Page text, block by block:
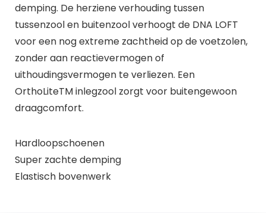
demping. De herziene verhouding tussen
tussenzool en buitenzool verhoogt de DNA LOFT
voor een nog extreme zachtheid op de voetzolen,
zonder aan reactievermogen of
uithoudingsvermogen te verliezen. Een
OrthoLiteTM inlegzool zorgt voor buitengewoon
draagcomfort.
Hardloopschoenen
Super zachte demping
Elastisch bovenwerk